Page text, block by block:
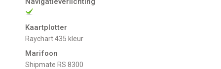
Kaartplotter
Raychart 435 kleur
Marifoon
Shipmate RS 8300